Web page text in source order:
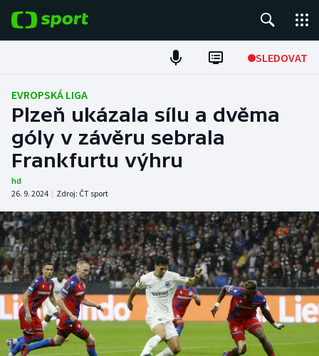
SLEDOVAT
Fotbal
Hokej
Tenis
Atletika
Cyklistika
DALŠÍ SPORTY
Americký fotbal
Baseball a softbal
NEPŘEHLÉDNĚTE
Soutěže
EVROPSKÁ LIGA
Plzeň ukázala sílu a dvěma
góly v závěru sebrala
Frankfurtu výhru
hd
26. 9. 2024 | Zdroj: ČT sport